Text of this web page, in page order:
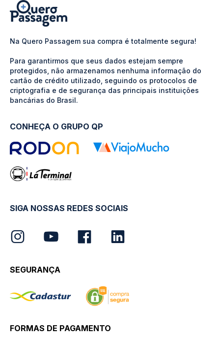
Na Quero Passagem sua compra é totalmente segura!
Para garantirmos que seus dados estejam sempre
protegidos, não armazenamos nenhuma informação do
cartão de crédito utilizado, seguindo os protocolos de
criptografia e de segurança das principais instituições
bancárias do Brasil.
CONHEÇA O GRUPO QP
SIGA NOSSAS REDES SOCIAIS
SEGURANÇA
FORMAS DE PAGAMENTO